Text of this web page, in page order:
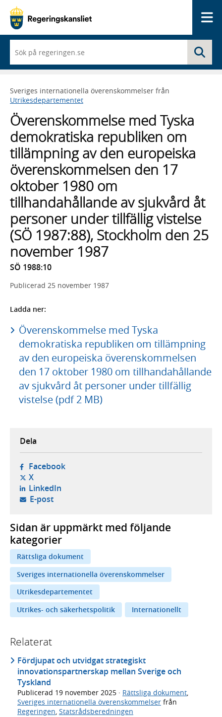
du
börjar
skriva
framträder
en
med
sökförslag
Sveriges internationella överenskommelser från
Utrikesdepartementet
Överenskommelse med Tyska
demokratiska republiken om
tillämpning av den europeiska
överenskommelsen den 17
oktober 1980 om
tillhandahållande av sjukvård åt
personer under tillfällig vistelse
(SÖ 1987:88), Stockholm den 25
november 1987
SÖ 1988:10
Publicerad 25 november 1987
Ladda ner:
Överenskommelse med Tyska
demokratiska republiken om tillämpning
av den europeiska överenskommelsen
den 17 oktober 1980 om tillhandahållande
av sjukvård åt personer under tillfällig
vistelse (pdf 2 MB)
Dela
Facebook- öppnas i ny flik, extern webbplats,
X- öppnas i ny flik, extern webbplats,
LinkedIn- öppnas i ny flik, extern webbplats,
E-post- öppnar din e-postklient,
Sidan är uppmärkt med följande
kategorier
Rättsliga dokument
Sveriges internationella överenskommelser
Utrikesdepartementet
Utrikes- och säkerhetspolitik
Internationellt
Relaterat
Fördjupat och utvidgat strategiskt
innovationspartnerskap mellan Sverige och
Tyskland
Publicerad 19 november 2025 · Rättsliga dokument,
Sveriges internationella överenskommelser från
Regeringen, Statsrådsberedningen